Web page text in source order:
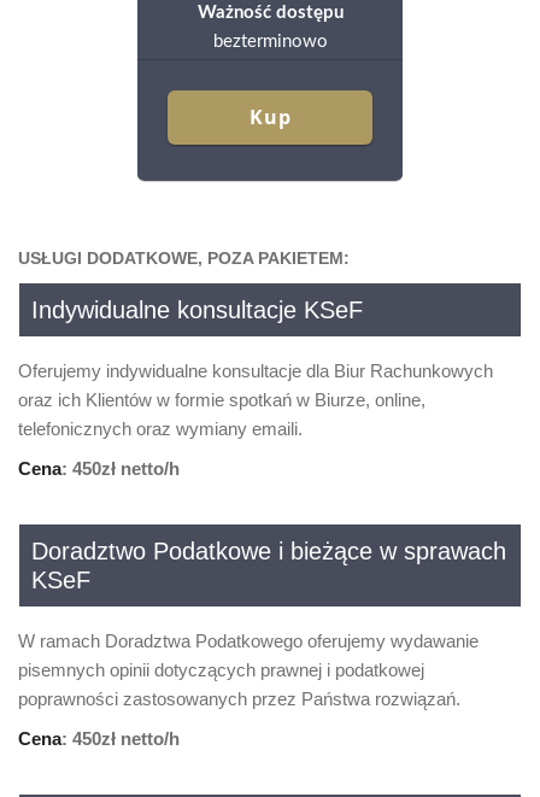
Ważność dostępu
bezterminowo
Kup
USŁUGI DODATKOWE, POZA PAKIETEM:
Indywidualne konsultacje KSeF
Oferujemy indywidualne konsultacje dla Biur Rachunkowych
oraz ich Klientów w formie spotkań w Biurze, online,
telefonicznych oraz wymiany emaili.
Cena: 450zł netto/h
Doradztwo Podatkowe i bieżące w sprawach
KSeF
W ramach Doradztwa Podatkowego oferujemy wydawanie
pisemnych opinii dotyczących prawnej i podatkowej
poprawności zastosowanych przez Państwa rozwiązań.
Cena: 450zł netto/h